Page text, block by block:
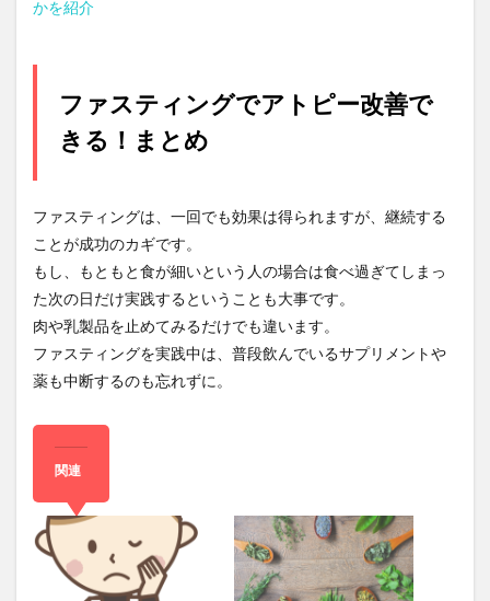
かを紹介
ファスティングでアトピー改善で
きる！まとめ
ファスティングは、一回でも効果は得られますが、継続する
ことが成功のカギです。
もし、もともと食が細いという人の場合は食べ過ぎてしまっ
た次の日だけ実践するということも大事です。
肉や乳製品を止めてみるだけでも違います。
ファスティングを実践中は、 普段飲んでいるサプリメントや
薬も中断するのも忘れずに。
関連